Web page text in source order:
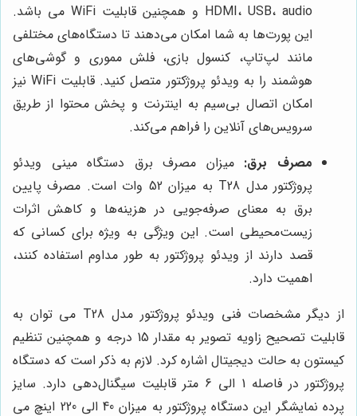
HDMI، USB، audio و همچنین قابلیت WiFi می باشد.
این پورت‌ها به شما امکان می‌دهند تا دستگاه‌های مختلفی
مانند لپ‌تاپ، کنسول بازی، فلش مموری و گوشی‌های
هوشمند را به ویدئو پروژکتور متصل کنید. قابلیت WiFi نیز
امکان اتصال بی‌سیم به اینترنت و پخش محتوا از طریق
سرویس‌های آنلاین را فراهم می‌کند.
مصرف برق: میزان مصرف برق دستگاه مینی ویدئو
پروژکتور مدل T28 به میزان 52 وات است. مصرف پایین
برق به معنای صرفه‌جویی در هزینه‌ها و کاهش اثرات
زیست‌محیطی است. این ویژگی به ویژه برای کسانی که
قصد دارند از ویدئو پروژکتور به طور مداوم استفاده کنند،
اهمیت دارد.
از دیگر مشخصات فنی ویدئو پروژکتور مدل T28 می توان به
قابلیت تصحیح زاویه تصویر به مقدار 15 درجه و همچنین تنظیم
کیستون به حالت دیجیتال اشاره کرد. لازم به ذکر است که دستگاه
پروژکتور در فاصله 1 الی 6 متر قابلیت سیگنال‌دهی دارد. سایز
پرده نمایشگر این دستگاه پروژکتور به میزان 40 الی 220 اینچ می